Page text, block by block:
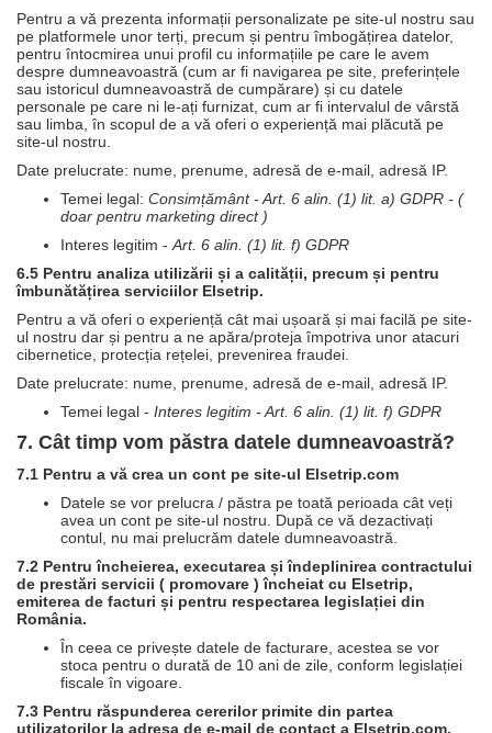
Pentru a vă prezenta informații personalizate pe site-ul nostru sau
pe platformele unor terți, precum și pentru îmbogățirea datelor,
pentru întocmirea unui profil cu informațiile pe care le avem
despre dumneavoastră (cum ar fi navigarea pe site, preferințele
sau istoricul dumneavoastră de cumpărare) și cu datele
personale pe care ni le-ați furnizat, cum ar fi intervalul de vârstă
sau limba, în scopul de a vă oferi o experiență mai plăcută pe
site-ul nostru.
Date prelucrate: nume, prenume, adresă de e-mail, adresă IP.
Temei legal: Consimțământ - Art. 6 alin. (1) lit. a) GDPR - (
doar pentru marketing direct )
Interes legitim - Art. 6 alin. (1) lit. f) GDPR
6.5 Pentru analiza utilizării și a calității, precum și pentru
îmbunătățirea serviciilor Elsetrip.
Pentru a vă oferi o experiență cât mai ușoară și mai facilă pe site-
ul nostru dar și pentru a ne apăra/proteja împotriva unor atacuri
cibernetice, protecția rețelei, prevenirea fraudei.
Date prelucrate: nume, prenume, adresă de e-mail, adresă IP.
Temei legal - Interes legitim - Art. 6 alin. (1) lit. f) GDPR
7. Cât timp vom păstra datele dumneavoastră?
7.1 Pentru a vă crea un cont pe site-ul Elsetrip.com
Datele se vor prelucra / păstra pe toată perioada cât veți
avea un cont pe site-ul nostru. După ce vă dezactivați
contul, nu mai prelucrăm datele dumneavoastră.
7.2 Pentru încheierea, executarea și îndeplinirea contractului
de prestări servicii ( promovare ) încheiat cu Elsetrip,
emiterea de facturi și pentru respectarea legislației din
România.
În ceea ce privește datele de facturare, acestea se vor
stoca pentru o durată de 10 ani de zile, conform legislației
fiscale în vigoare.
7.3 Pentru răspunderea cererilor primite din partea
utilizatorilor la adresa de e-mail de contact a Elsetrip.com.